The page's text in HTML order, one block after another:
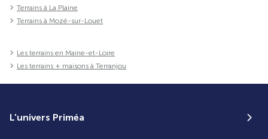
Terrains à La Plaine
Terrains à Mozé-sur-Louet
Les terrains en Maine-et-Loire
Les terrains + maisons à Terranjou
L'univers Priméa